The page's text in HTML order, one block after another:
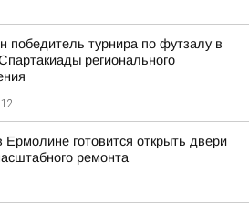
победитель турнира по футзалу в
регионального
Ермолине готовится открыть двери
ремонта